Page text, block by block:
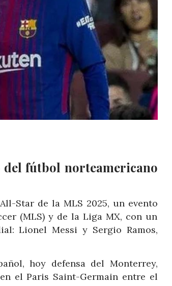
del fútbol norteamericano
Star de la MLS 2025, un evento
(MLS) y de la Liga MX, con un
Lionel Messi y Sergio Ramos,
hoy defensa del Monterrey,
el Paris Saint-Germain entre el